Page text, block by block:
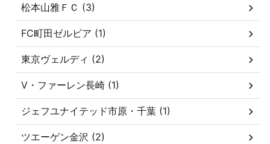
松本山雅ＦＣ (3)
FC町田ゼルビア (1)
東京ヴェルディ (2)
V・ファーレン長崎 (1)
ジェフユナイテッド市原・千葉 (1)
ツエーゲン金沢 (2)